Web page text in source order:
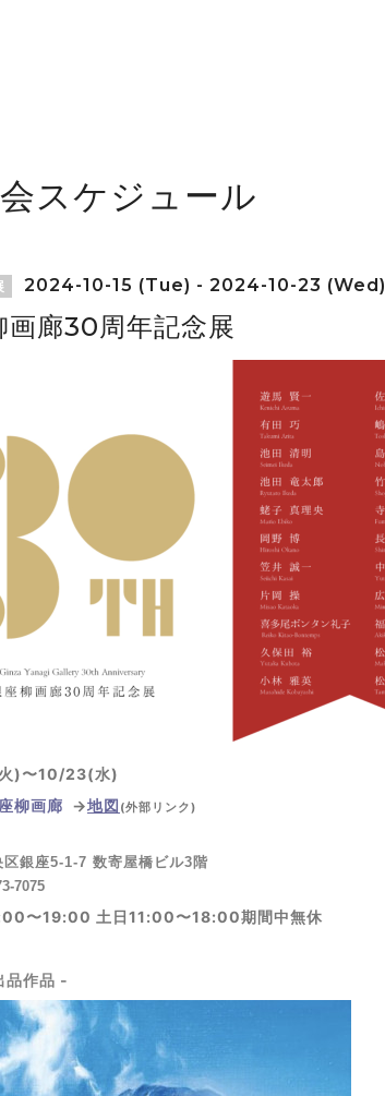
スケジュール
2024-10-15 (Tue) - 2024-10-23 (Wed)
画廊30周年記念展
)〜10/23(水)
柳画廊 →地図 (外部リンク)
区銀座5-1-7 数寄屋橋ビル3階
7075
〜19:00 土日11:00〜18:00期間中無休
品作品 -